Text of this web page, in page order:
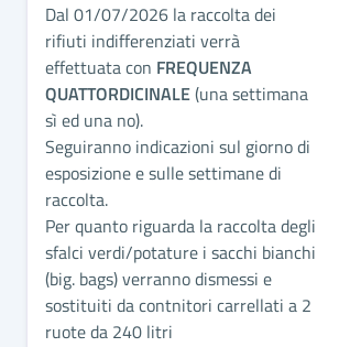
Dal 01/07/2026 la raccolta dei
rifiuti indifferenziati verrà
effettuata con FREQUENZA
QUATTORDICINALE(una settimana
sì ed una no).
Seguiranno indicazioni sul giorno di
esposizione e sulle settimane di
raccolta.
Per quanto riguarda la raccolta degli
sfalci verdi/potature i sacchi bianchi
(big. bags) verranno dismessi e
sostituiti da contnitori carrellati a 2
ruote da 240 litri